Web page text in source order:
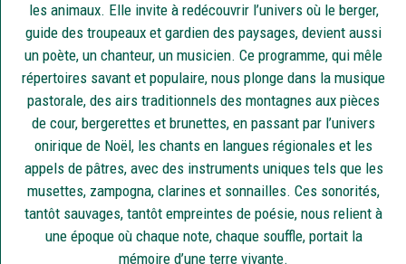
les animaux. Elle invite à redécouvrir l’univers où le berger,
guide des troupeaux et gardien des paysages, devient aussi
un poète, un chanteur, un musicien. Ce programme, qui mêle
répertoires savant et populaire, nous plonge dans la musique
pastorale, des airs traditionnels des montagnes aux pièces
de cour, bergerettes et brunettes, en passant par l’univers
onirique de Noël, les chants en langues régionales et les
appels de pâtres, avec des instruments uniques tels que les
musettes, zampogna, clarines et sonnailles. Ces sonorités,
tantôt sauvages, tantôt empreintes de poésie, nous relient à
une époque où chaque note, chaque souffle, portait la
mémoire d’une terre vivante.